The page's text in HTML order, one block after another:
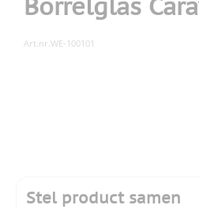
Art.nr. WE-100101
Stel product samen